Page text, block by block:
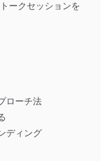
ークセッションを
ローチ法
ディング